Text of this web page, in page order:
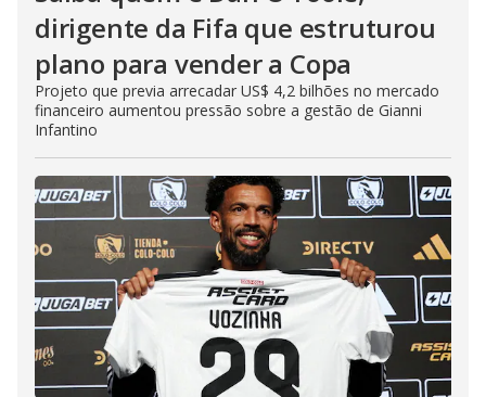
dirigente da Fifa que estruturou
plano para vender a Copa
Projeto que previa arrecadar US$ 4,2 bilhões no mercado
financeiro aumentou pressão sobre a gestão de Gianni
Infantino